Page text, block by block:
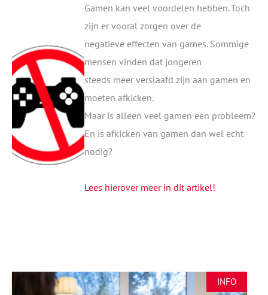
Gamen kan veel voordelen hebben. Toch
zijn er vooral zorgen over de
negatieve effecten van games. Sommige
mensen vinden dat jongeren
steeds meer verslaafd zijn aan gamen en
moeten afkicken.
Maar is alleen veel gamen een probleem?
En is afkicken van gamen dan wel echt
nodig?
Lees hierover meer in dit artikel!
INFO